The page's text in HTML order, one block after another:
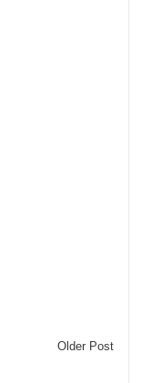
Older Post